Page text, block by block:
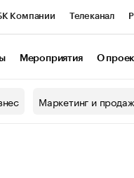
Компании Телеканал
Мероприятия О
Маркетинг и